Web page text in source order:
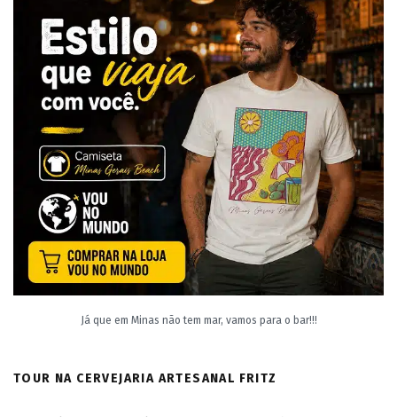
Já que em Minas não tem mar, vamos para o bar!!!
TOUR NA CERVEJARIA ARTESANAL FRITZ